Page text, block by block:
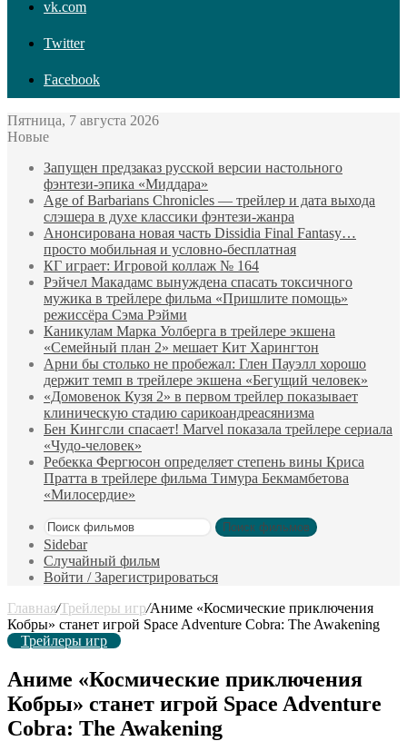
vk.com
Twitter
Facebook
Пятница, 7 августа 2026
Новые
Запущен предзаказ русской версии настольного
фэнтези-эпика «Миддара»
Age of Barbarians Chronicles — трейлер и дата выхода
слэшера в духе классики фэнтези-жанра
Анонсирована новая часть Dissidia Final Fantasy…
просто мобильная и условно-бесплатная
КГ играет: Игровой коллаж № 164
Рэйчел Макадамс вынуждена спасать токсичного
мужика в трейлере фильма «Пришлите помощь»
режиссёра Сэма Рэйми
Каникулам Марка Уолберга в трейлере экшена
«Семейный план 2» мешает Кит Харингтон
Арни бы столько не пробежал: Глен Пауэлл хорошо
держит темп в трейлере экшена «Бегущий человек»
«Домовенок Кузя 2» в первом трейлер показывает
клиническую стадию сарикоандреасянизма
Бен Кингсли спасает! Marvel показала трейлере сериала
«Чудо-человек»
Ребекка Фергюсон определяет степень вины Криса
Пратта в трейлере фильма Тимура Бекмамбетова
«Милосердие»
Поиск фильмов
Sidebar
Случайный фильм
Войти / Зарегистрироваться
Главная/Трейлеры игр/Аниме «Космические приключения
Кобры» станет игрой Space Adventure Cobra: The Awakening
Трейлеры игр
Аниме «Космические приключения
Кобры» станет игрой Space Adventure
Cobra: The Awakening